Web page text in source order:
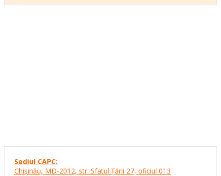
Sediul CAPC:
Chişinău, MD-2012, str. Sfatul Ţării 27, oficiul 013